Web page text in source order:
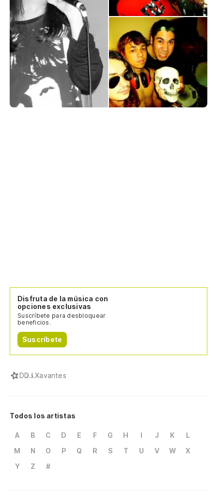
Disfruta de la música con
opciones exclusivas
Suscríbete para desbloquear
beneficios.
Suscríbete
DD.I.Xavantes
Todos los artistas
A B C D E F G H I J K
L
M
N O P Q R S T U V W
X
Y
Z #